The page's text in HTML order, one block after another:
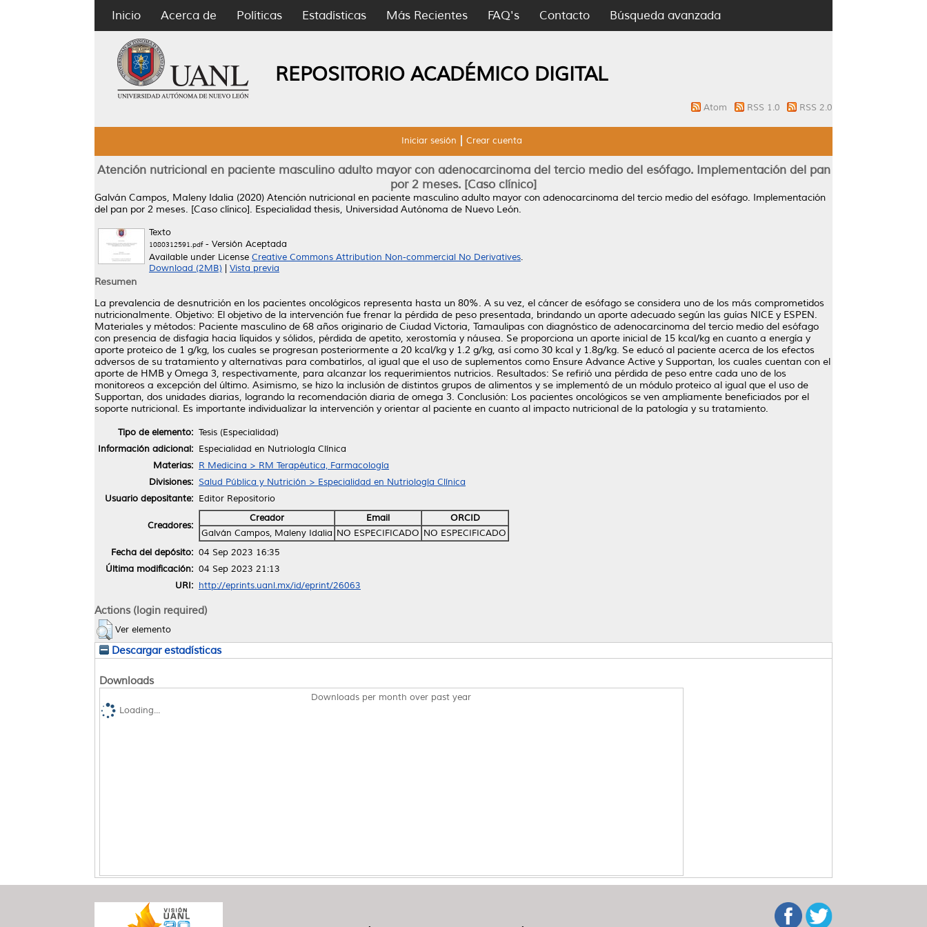
Inicio Acerca de Políticas Estadísticas Más Recientes FAQ's Contacto Búsqueda avanzada
REPOSITORIO ACADÉMICO DIGITAL
Atom RSS 1.0 RSS 2.0
Iniciar sesión Crear cuenta
Atención nutricional en paciente masculino adulto mayor con adenocarcinoma del tercio medio del esófago. Implementación del pan
por 2 meses. [Caso clínico]
Galván Campos, Maleny Idalia (2020) Atención nutricional en paciente masculino adulto mayor con adenocarcinoma del tercio medio del esófago. Implementación
del pan por 2 meses. [Caso clínico]. Especialidad thesis, Universidad Autónoma de Nuevo León.
Texto
1080312591.pdf- Versión Aceptada
Available under License Creative Commons Attribution Non-commercial No Derivatives.
Download (2MB)
Vista previa
Resumen
La prevalencia de desnutrición en los pacientes oncológicos representa hasta un 80%. A su vez, el cáncer de esófago se considera uno de los más comprometidos
nutricionalmente. Objetivo: El objetivo de la intervención fue frenar la pérdida de peso presentada, brindando un aporte adecuado según las guías NICE y ESPEN.
Materiales y métodos: Paciente masculino de 68 años originario de Ciudad Victoria, Tamaulipas con diagnóstico de adenocarcinoma del tercio medio del esófago
con presencia de disfagia hacia líquidos y sólidos, pérdida de apetito, xerostomía y náusea. Se proporciona un aporte inicial de 15 kcal/kg en cuanto a energía y
aporte proteico de 1 g/kg, los cuales se progresan posteriormente a 20 kcal/kg y 1.2 g/kg, así como 30 kcal y 1.8g/kg. Se educó al paciente acerca de los efectos
adversos de su tratamiento y alternativas para combatirlos, al igual que el uso de suplementos como Ensure Advance Active y Supportan, los cuales cuentan con el
aporte de HMB y Omega 3, respectivamente, para alcanzar los requerimientos nutricios. Resultados: Se refirió una pérdida de peso entre cada uno de los
monitoreos a excepción del último. Asimismo, se hizo la inclusión de distintos grupos de alimentos y se implementó de un módulo proteico al igual que el uso de
Supportan, dos unidades diarias, logrando la recomendación diaria de omega 3. Conclusión: Los pacientes oncológicos se ven ampliamente beneficiados por el
soporte nutricional. Es importante individualizar la intervención y orientar al paciente en cuanto al impacto nutricional de la patología y su tratamiento.
Tipo de elemento: Tesis (Especialidad)
Información adicional: Especialidad en Nutriología Clínica
Materias: R Medicina > RM Terapéutica, Farmacología
Divisiones: Salud Pública y Nutrición > Especialidad en Nutriología Clínica
Usuario depositante: Editor Repositorio
Creadores:
Creador Email
ORCID
Galván Campos, Maleny Idalia NO ESPECIFICADO NO ESPECIFICADO
Fecha del depósito: 04 Sep 2023 16:35
Última modificación: 04 Sep 2023 21:13
URI: http://eprints.uanl.mx/id/eprint/26063
Actions (login required)
Ver elemento
Descargar estadísticas
Downloads
Downloads per month over past year
Loading...